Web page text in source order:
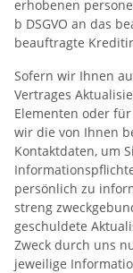
erhobenen
b DSGVO an das
beauftragte
Sofern wir Ihnen
Vertrages
Elementen oder
wir die von Ihnen
Kontaktdaten, um
persönlich zu
streng
geschuldete
Zweck durch uns
jeweilige